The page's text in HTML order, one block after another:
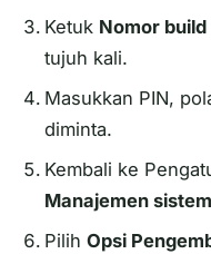
Ketuk Nomor build
tujuh kali.
Masukkan PIN,
diminta.
Kembali ke
Manajemen sistem
Pilih Opsi